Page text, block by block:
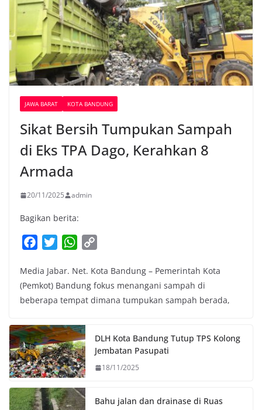
JAWA BARAT KOTA BANDUNG
Sikat Bersih Tumpukan Sampah
di Eks TPA Dago, Kerahkan 8
Armada
20/11/2025 admin
Bagikan berita:
c
e
b
o
k
i
t
t
r
W
a
t
s
p
p
p
y
L
n
k
Media Jabar. Net. Kota Bandung – Pemerintah Kota
(Pemkot) Bandung fokus menangani sampah di
beberapa tempat dimana tumpukan sampah berada,
DLH Kota Bandung Tutup TPS Kolong
Jembatan Pasupati
18/11/2025
Bahu jalan dan drainase di Ruas